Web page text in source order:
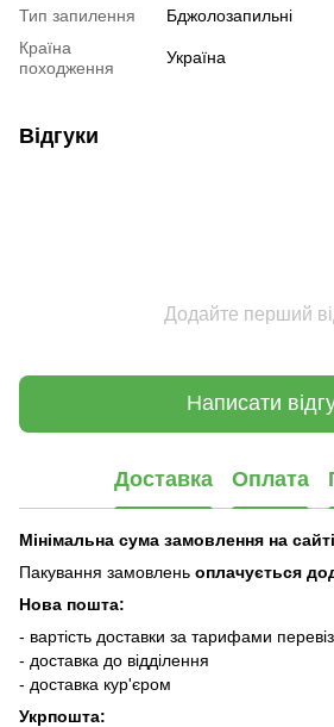
Тип запилення
Бджолозапильні
Країна
походження
Україна
Відгуки
Додайте перший
Написати
Доставка Оплата
Мінімальна сума замовлення на сайті
Пакування замовлень оплачується
Нова пошта:
- вартість доставки за тарифами
- доставка до відділення
- доставка кур'єром
Укрпошта: